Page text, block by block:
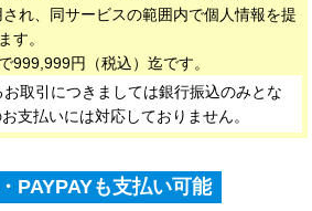
れ、同サービスの範囲内で個人情報を提
す。
999,999円（税込）迄です。
取引につきましては銀行振込のみとな
支払いには対応しておりません。
PAYPAYも支払い可能